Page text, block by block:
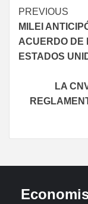
PREVIOUS
MILEI
ACUERDO DE
ESTADOS
LA